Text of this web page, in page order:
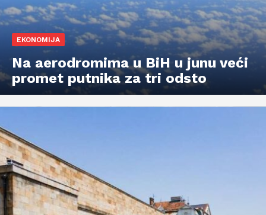
EKONOMIJA
Na aerodromima u BiH u junu veći
promet putnika za tri odsto